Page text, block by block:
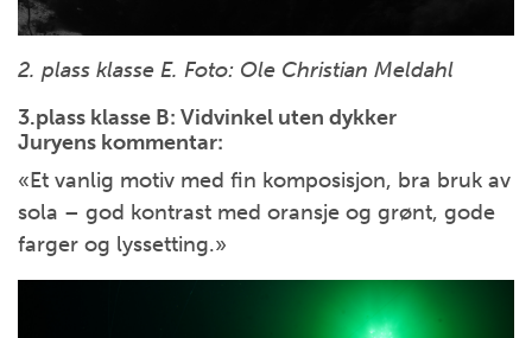
2. plass klasse E. Foto: Ole Christian Meldahl
3.plass klasse B: Vidvinkel uten dykker
Juryens kommentar:
«Et vanlig motiv med fin komposisjon, bra bruk av
sola – god kontrast med oransje og grønt, gode
farger og lyssetting.»